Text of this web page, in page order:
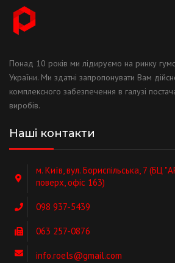
Понад 10 років ми лідируємо на ринку
України. Ми здатні запропонувати Вам
комплексного забезпечення в галузі
виробів.
Наші контакти
м. Київ, вул. Бориспільська, 7 (БЦ
поверх, офіс 163)
098 937-5439
063 257-0876
info.roels@gmail.com